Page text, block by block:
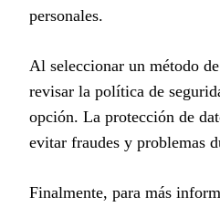
personales.
Al seleccionar un método
revisar la política de
opción. La protección de
evitar fraudes y problemas
Finalmente, para más